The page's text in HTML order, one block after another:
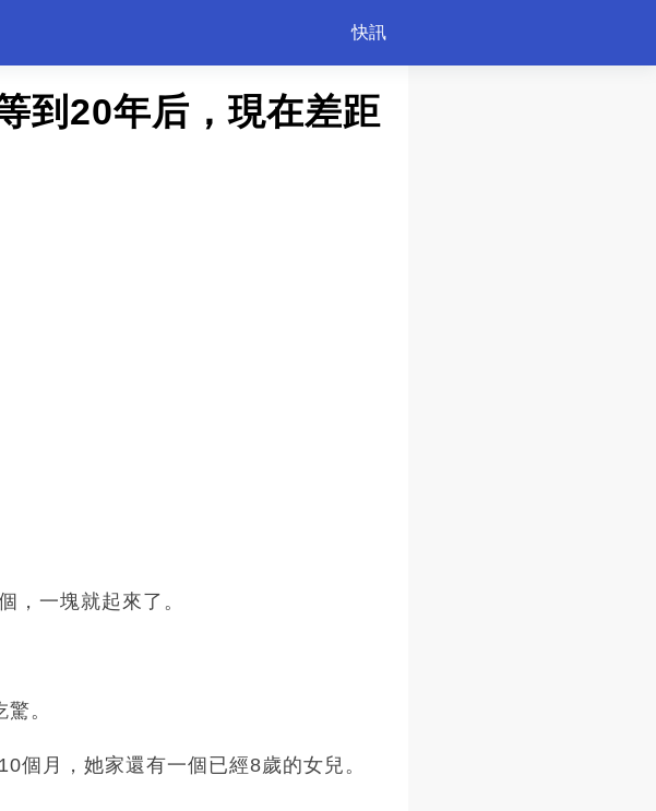
快訊
到20年后，現在差距
，一塊就起來了。
。
個月，她家還有一個已經8歲的女兒。